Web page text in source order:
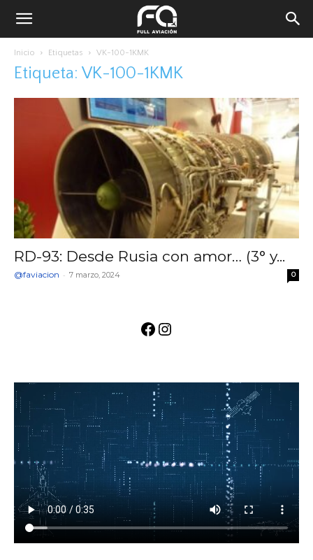
Inicio Etiquetas VK-100-1KMK
Etiqueta: VK-100-1KMK
RD-93: Desde Rusia con amor… (3° y...
@faviacion - 7 marzo, 2024 0
Facebook
Instagram